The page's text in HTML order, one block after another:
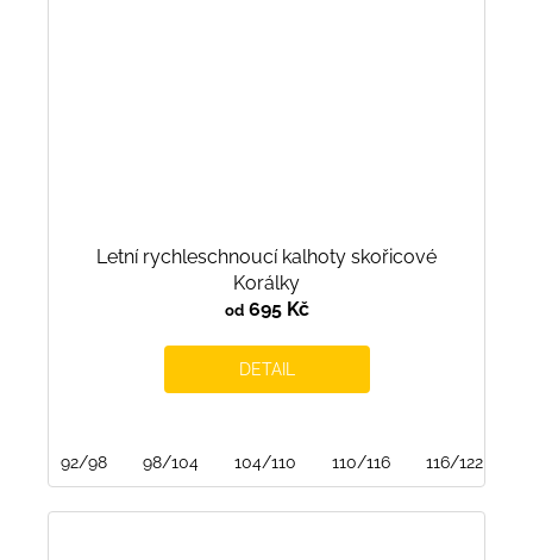
Letní rychleschnoucí kalhoty skořicové
Korálky
od695 Kč
DETAIL
92/98 98/104 104/110 110/116 116/122